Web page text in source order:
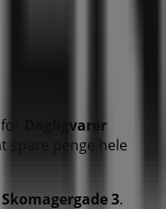
Dagligvarer
spare penge hele
Skomagergade 3.